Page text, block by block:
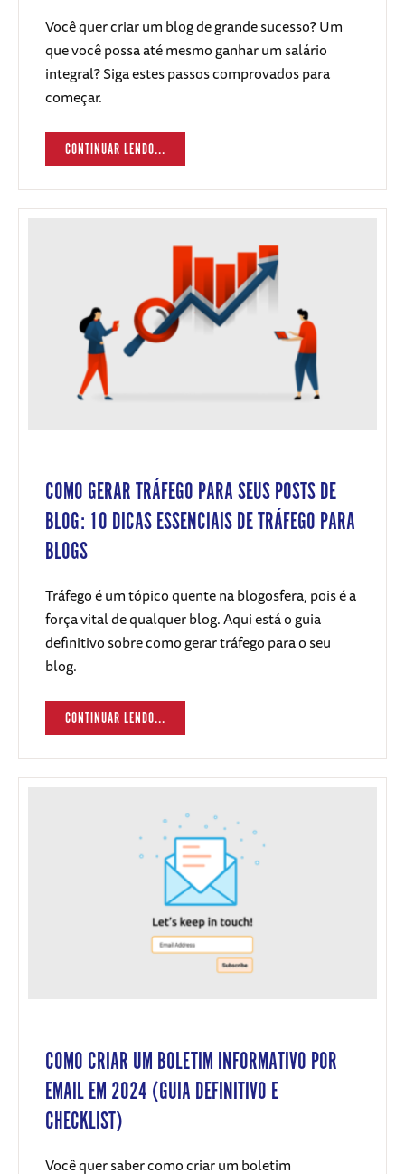
Você quer criar um blog de grande sucesso? Um
que você possa até mesmo ganhar um salário
integral? Siga estes passos comprovados para
começar.
CONTINUAR LENDO...
COMO GERAR TRÁFEGO PARA SEUS POSTS DE
BLOG: 10 DICAS ESSENCIAIS DE TRÁFEGO PARA
BLOGS
Tráfego é um tópico quente na blogosfera, pois é a
força vital de qualquer blog. Aqui está o guia
definitivo sobre como gerar tráfego para o seu
blog.
CONTINUAR LENDO...
COMO CRIAR UM BOLETIM INFORMATIVO POR
EMAIL EM 2024 (GUIA DEFINITIVO E
CHECKLIST)
Você quer saber como criar um boletim